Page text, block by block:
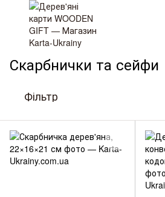
Дерев'яні вироби та подарунки
Скарбнички та сейфи
Фільтр